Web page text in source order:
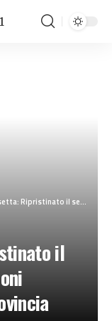
della sterilizzazioni veterinarie in tutta la provincia
il